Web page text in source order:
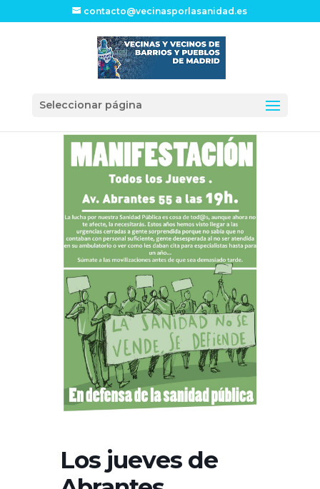
contacto@vecinasporlasanidad.es
Seleccionar página
Los jueves de